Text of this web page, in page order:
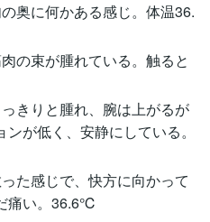
奥に何かある感じ。体温36.
の束が腫れている。触ると
きりと腫れ、腕は上がるが
が低く、安静にしている。
た感じで、快方に向かって
痛い。36.6℃